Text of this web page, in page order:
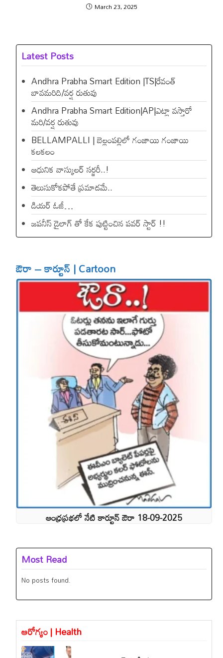
March 23, 2025
Latest Posts
Andhra Prabha Smart Edition |TS|రేవంత్​
బావమరిది/వర్ష రుతువు
Andhra Prabha Smart Edition|AP|ఎట్లా వస్తారో
మరి/వర్ష రుతువు
BELLAMPALLI | బెల్లంపల్లిలో గంజాయి గంజాయి
కలకలం
ఆధునిక వాస్కులర్ సర్జరీ..!
తెలుసుకోకపోతే ప్రమాదమే..
డియ‌ర్ ఓజీ…
జపనీస్ డైలాగ్ తో కేక పుట్టించిన ప‌వ‌ర్ స్టార్ !!
ఔరా – కార్టూన్ | Cartoon
ఆంధ్రప్రభలో నేటి కార్టూన్ ఔరా 18-09-2025
Most Read
No posts found.
ఆరోగ్యం | Health